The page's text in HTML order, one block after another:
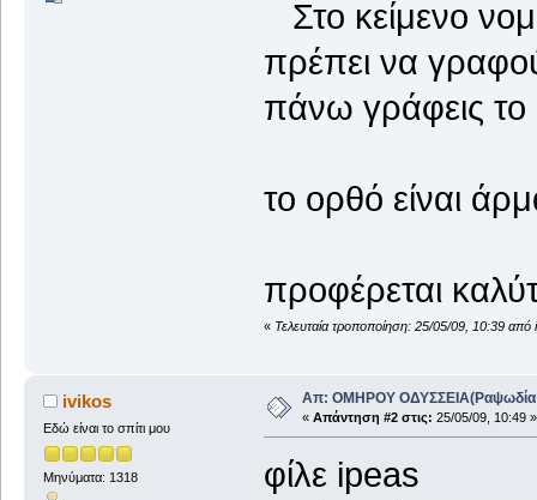
Στο κείμενο
πρέπει να
πάνω γράφεις
το ορθό είναι
προφέρεται
« Τελευταία τροποποίηση: 25/05/09, 10:39 από
ivikos
Εδώ είναι το σπίτι μου
Μηνύματα: 1318
Απ: ΟΜΗΡΟΥ ΟΔΥΣΣΕΙΑ(Ραψωδία
« Απάντηση #2 στις: 25/05/09, 10:49 »
φίλε ipeas